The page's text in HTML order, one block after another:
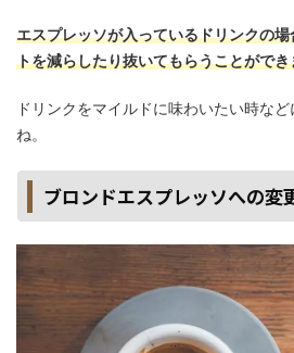
エスプレッソが入っているドリンクの
トを減らしたり抜いてもらうことができ
ドリンクをマイルドに味わいたい時な
ね。
ブロンドエスプレッソへの変